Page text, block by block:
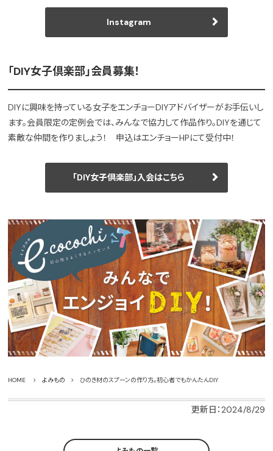
Instagram
「DIY女子倶楽部」会員募集！
DIYに興味を持っている女子をエンチョーDIYアドバイザーがお手伝いし
ます。会員限定の定例会では、みんなで協力して作品作り。DIYを通じて
素敵な仲間を作りましょう！ 申込はエンチョーHPにて受付中！
「DIY女子倶楽部」入会はこちら
HOME よみもの ひのき材のスプーンの作り方。初心者でもかんたんDIY
更新日：2024/8/29